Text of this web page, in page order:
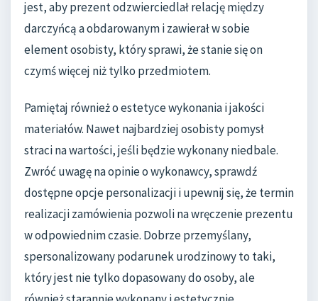
jest, aby prezent odzwierciedlał relację między
darczyńcą a obdarowanym i zawierał w sobie
element osobisty, który sprawi, że stanie się on
czymś więcej niż tylko przedmiotem.
Pamiętaj również o estetyce wykonania i jakości
materiałów. Nawet najbardziej osobisty pomysł
straci na wartości, jeśli będzie wykonany niedbale.
Zwróć uwagę na opinie o wykonawcy, sprawdź
dostępne opcje personalizacji i upewnij się, że termin
realizacji zamówienia pozwoli na wręczenie prezentu
w odpowiednim czasie. Dobrze przemyślany,
spersonalizowany podarunek urodzinowy to taki,
który jest nie tylko dopasowany do osoby, ale